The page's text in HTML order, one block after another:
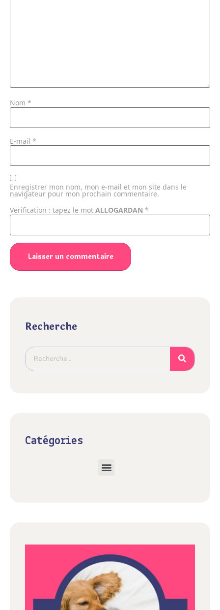
Nom *
E-mail *
Enregistrer mon nom, mon e-mail et mon site dans le
navigateur pour mon prochain commentaire.
Verification : tapez le mot ALLOGARDAN *
Recherche
Catégories